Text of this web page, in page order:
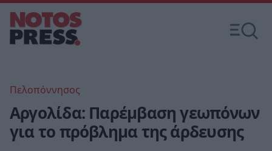
Πελοπόννησος
Αργολίδα: Παρέμβαση γεωπόνων
για το πρόβλημα της άρδευσης